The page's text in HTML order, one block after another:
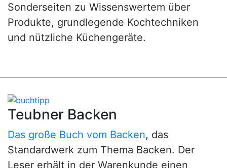
Sonderseiten zu Wissenswertem über
Produkte, grundlegende Kochtechniken
und nützliche Küchengeräte.
Teubner Backen
Das große Buch vom Backen, das
Standardwerk zum Thema Backen. Der
Leser erhält in der Warenkunde einen